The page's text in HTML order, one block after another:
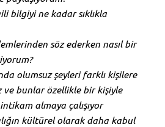
bilgiyi ne kadar sıklıkla
söz ederken nasıl bir
olumsuz şeyleri farklı kişilere
ve bunlar özellikle bir kişiyle
almaya çalışıyor
kültürel olarak daha kabul